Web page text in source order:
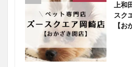
上
スク
【お